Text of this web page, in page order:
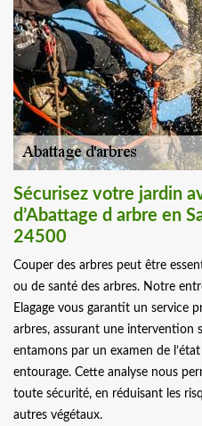
Sécurisez votre jardin
d’Abattage d arbre en
24500
Couper des arbres peut être
ou de santé des arbres. Notre
Elagage vous garantit un service
arbres, assurant une intervention
entamons par un examen de
entourage. Cette analyse nous
toute sécurité, en réduisant les
autres végétaux.